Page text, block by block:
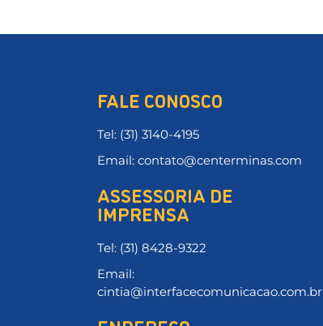
FALE CONOSCO
Tel: (31) 3140-4195
Email: contato@centerminas.com
ASSESSORIA DE
IMPRENSA
Tel: (31) 8428-9322
Email:
cintia@interfacecomunicacao.com.br